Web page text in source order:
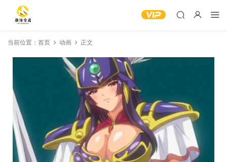
当前位置： 首页 动画 正文